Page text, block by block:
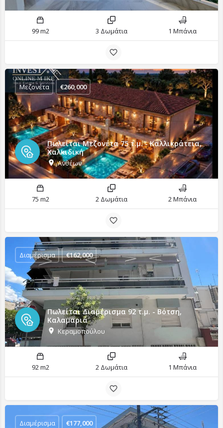
99 m2 3 Δωμάτια 1 Μπάνια
Πωλείται Μεζονέτα 75 τ.μ. - Καλλικράτεια,
Χαλκιδική
Ανθέων
Μεζονέτα €260,000
75 m2 2 Δωμάτια 2 Μπάνια
Πωλείται Διαμέρισμα 92 τ.μ. - Βότση,
Καλαμαριά
Κεραμοπούλου
Διαμέρισμα €162,000
92 m2 2 Δωμάτια 1 Μπάνια
Διαμέρισμα €177,000